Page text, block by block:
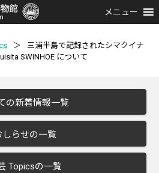
メニュー
＞
三浦半島で記録されたシマクイナ
SWINHOE について
の新着情報一覧
しらせの一覧
Topicsの一覧